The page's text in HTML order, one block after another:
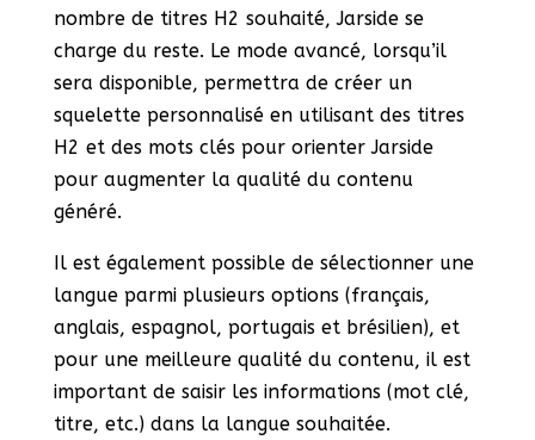
nombre de titres H2 souhaité, Jarside se
charge du reste. Le mode avancé, lorsqu’il
sera disponible, permettra de créer un
squelette personnalisé en utilisant des titres
H2 et des mots clés pour orienter Jarside
pour augmenter la qualité du contenu
généré.
Il est également possible de sélectionner une
langue parmi plusieurs options (français,
anglais, espagnol, portugais et brésilien), et
pour une meilleure qualité du contenu, il est
important de saisir les informations (mot clé,
titre, etc.) dans la langue souhaitée.